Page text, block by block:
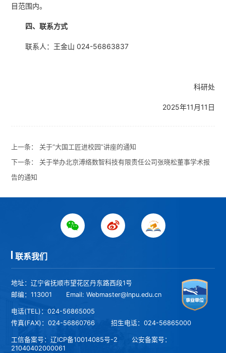
目范围内。
四、联系方式
联系人：王金山 024-56863837
科研处
2025年11月11日
上一条： 关于“大国工匠进校园”讲座的通知
下一条： 关于举办北京溥络数智科技有限责任公司张晓松董事学术报
告的通知
联系我们
地址：辽宁省抚顺市望花区丹东路西段1号
邮编：113001
Email: Webmaster@lnpu.edu.cn
电话(TEL)：024-56865005
传真(FAX)：024-56860766
招生电话：024-56865000
工信备案号：辽ICP备10014085号-2 公安备案号：
21040402000061